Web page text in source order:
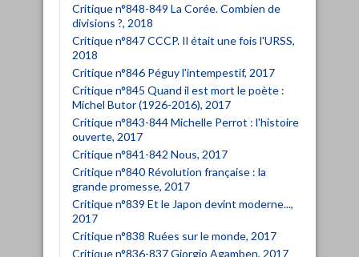
Critique n°848-849 La Corée. Combien de
divisions ?, 2018
Critique n°847 CCCP. Il était une fois l'URSS,
2018
Critique n°846 Péguy l'intempestif, 2017
Critique n°845 Quand il est mort le poète :
Michel Butor (1926-2016), 2017
Critique n°843-844 Michelle Perrot : l'histoire
ouverte, 2017
Critique n°841-842 Nous, 2017
Critique n°840 Révolution française : la
grande promesse, 2017
Critique n°839 Et le Japon devint moderne...,
2017
Critique n°838 Ruées sur le monde, 2017
Critique n°836-837 Giorgio Agamben, 2017